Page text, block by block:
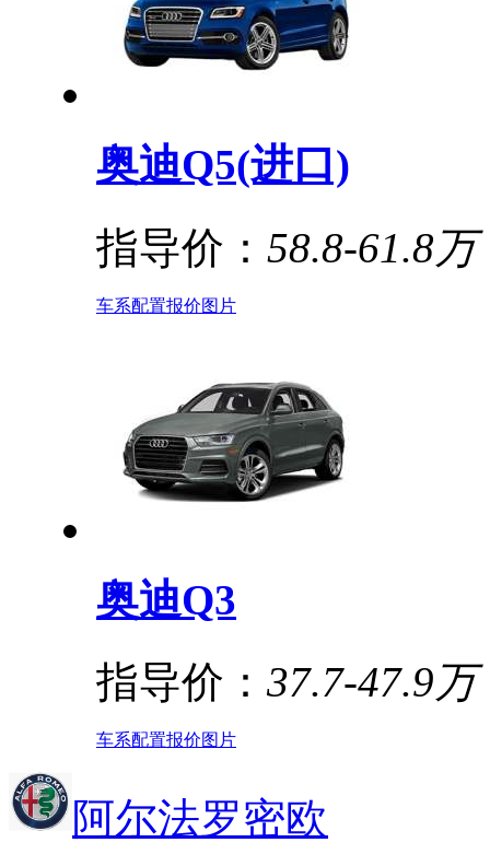
奥迪Q5(进口)
指导价： 58.8-61.8万
车系配置报价图片
奥迪Q3
指导价： 37.7-47.9万
车系配置报价图片
阿尔法罗密欧